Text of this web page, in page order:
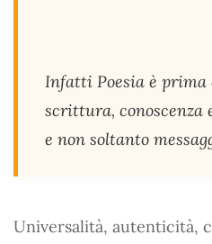
Infatti Poesia è prima
scrittura, conoscenza
e non soltanto
Universalità, autenticità,